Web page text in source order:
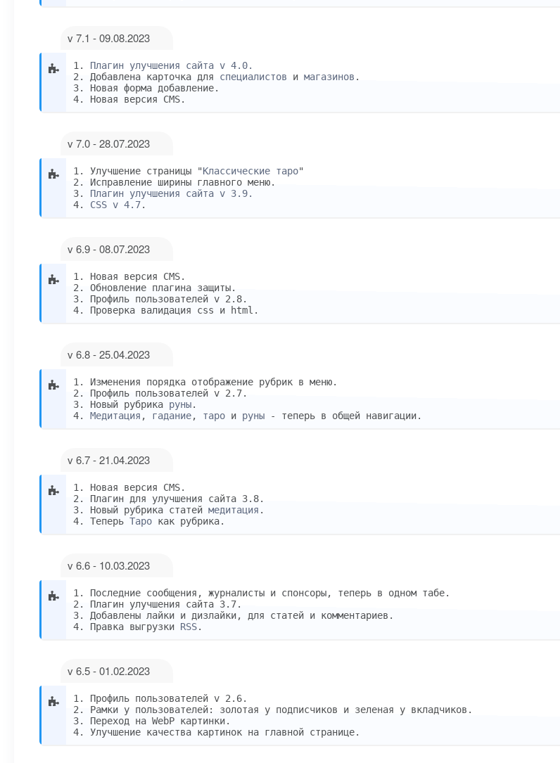
v 7.1 - 09.08.2023
1. Плагин улучшения сайта v 4.0.
2. Добавлена карточка для специалистов и магазинов .
3. Новая форма добавление.
4. Новая версия CMS.
v 7.0 - 28.07.2023
1. Улучшение страницы "Классические таро"
2. Исправление ширины главного меню.
3. Плагин улучшения сайта v 3.9.
4. CSS v 4.7.
v 6.9 - 08.07.2023
1. Новая версия CMS.
2. Обновление плагина защиты.
3. Профиль пользователей v 2.8.
4. Проверка валидация css и html.
v 6.8 - 25.04.2023
1. Изменения порядка отображение рубрик в меню.
2. Профиль пользователей v 2.7.
3. Новый рубрика руны.
4. Медитация , гадание, таро и руны - теперь в общей навигации.
v 6.7 - 21.04.2023
1. Новая версия CMS.
2. Плагин для улучшения сайта 3.8.
3. Новый рубрика статей медитация .
4. Теперь Таро как рубрика.
v 6.6 - 10.03.2023
1. Последние сообщения, журналисты и спонсоры, теперь в одном табе.
2. Плагин улучшения сайта 3.7.
3. Добавлены лайки и дизлайки, для статей и комментариев.
4. Правка выгрузки RSS.
v 6.5 - 01.02.2023
1. Профиль пользователей v 2.6.
2. Рамки у пользователей: золотая у подписчиков и зеленая у вкладчиков.
3. Переход на WebP картинки.
4. Улучшение качества картинок на главной странице.